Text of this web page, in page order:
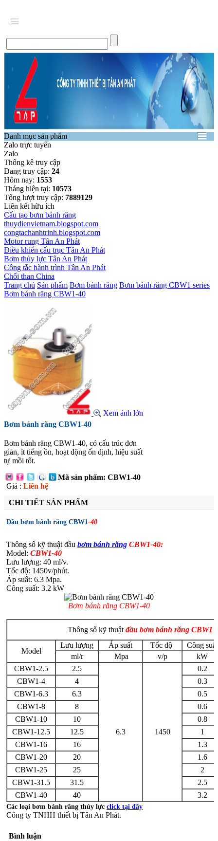
Danh mục sản phẩm
Zalo trực tuyến
Zalo
Thống kê truy cập
Đang truy cập: 24
Hôm nay: 1553
Tháng hiện tại: 10573
Tổng lượt truy cập: 7889129
Liên kết hữu ích
Cấu tạo bơm bánh răng
thuydienvietnam.blogspot.com
congtachanhtrinh.blogspot.com
Motor rung Tân An Phát
Điều khiển cẩu trục Tân An Phát
Bơm thủy lực Tân An Phát
Công tắc hành trình Tân An Phát
Chổi than China
Trang chủ Sản phẩm Bơm bánh răng Bơm bánh răng CBW1 series
Bơm bánh răng CBW1-40
Xem ảnh lớn
Bơm bánh răng CBW1-40
Bơm bánh răng CBW1-40, có cấu trúc đơn
giản, ít tiếng ồn, hoạt động ổn định, hiệu suất
tự mồi tốt.
Mã sản phẩm: CBW1-40
Giá : Liên hệ
CHI TIẾT SẢN PHẨM
Đầu bơm bánh răng CBW1-40
Thông số kỹ thuật đầu bơm bánh răng CBW1-40:
Model: CBW1-40
Lưu lượng: 40 ml/v.
Tốc độ: 1450v/phút.
Áp suất: 6.3 Mpa.
Công suất: 3.2 kW
Bơm bánh răng CBW1-40
Thông số kỹ thuật đầu bơm bánh răng CBW1
Model
Lưu lượng Áp suất Tốc độ
Công suất
ml/r
Mpa v/p
kW
CBW1-2.5
2.5
6.3 1450
0.2
CBW1-4
4
0.3
CBW1-6.3
6.3
0.5
CBW1-8
8
0.6
CBW1-10
10
0.8
CBW1-12.5
12.5
1
CBW1-16
16
1.3
CBW1-20
20
1.6
CBW1-25
25
2
CBW1-31.5
31.5
2.5
CBW1-40
40 3.2
Các loại bơm bánh răng thủy lực click tại đây
Công ty TNHH thiết bị Tân An Phát.
Bình luận